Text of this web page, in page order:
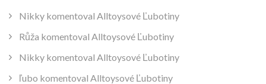
Nikky komentoval Alltoysové Ľubotiny
Růža komentoval Alltoysové Ľubotiny
Nikky komentoval Alltoysové Ľubotiny
ľubo komentoval Alltoysové Ľubotiny